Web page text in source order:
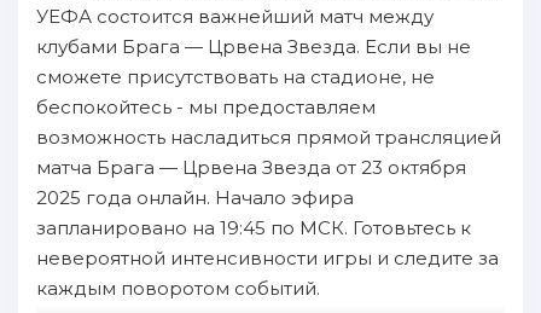
УЕФА состоится важнейший матч между
клубами Брага — Црвена Звезда. Если вы не
сможете присутствовать на стадионе, не
беспокойтесь - мы предоставляем
возможность насладиться прямой трансляцией
матча Брага — Црвена Звезда от 23 октября
2025 года онлайн. Начало эфира
запланировано на 19:45 по МСК. Готовьтесь к
невероятной интенсивности игры и следите за
каждым поворотом событий.